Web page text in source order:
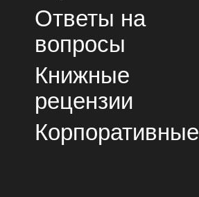
Ответы на
вопросы
Книжные
рецензии
Корпоративные